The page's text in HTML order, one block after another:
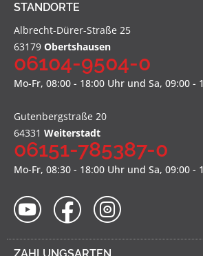
STANDORTE
Albrecht-Dürer-Straße 25
63179 Obertshausen
06104-9504-0
Mo-Fr, 08:00 - 18:00 Uhr und Sa, 09:00 -
Gutenbergstraße 20
64331 Weiterstadt
06151-785387-0
Mo-Fr, 08:30 - 18:00 Uhr und Sa, 09:00 -